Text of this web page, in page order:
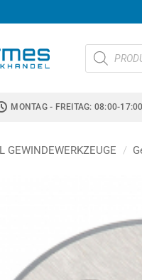
Products
search
MONTAG - FREITAG: 08:00-17:00
GEWINDEWERKZEUGE /